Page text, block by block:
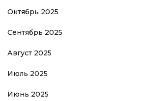
Октябрь 2025
Сентябрь 2025
Август 2025
Июль 2025
Июнь 2025